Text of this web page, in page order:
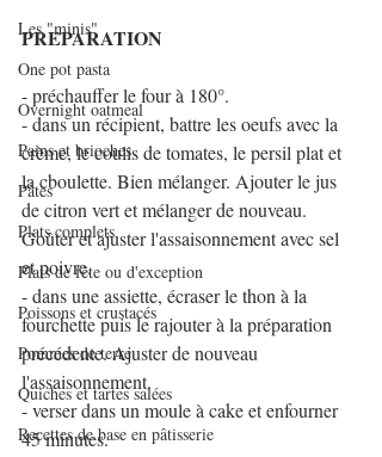
Les "minis"
One pot pasta
Overnight oatmeal
Pains et brioches
Pâtes
Plats complets
Plats de fête ou d'exception
Poissons et crustacés
Pommes de terre
Quiches et tartes salées
Recettes de base en pâtisserie
PREPARATION
- préchauffer le four à 180°.
- dans un récipient, battre les oeufs avec la
crème, le coulis de tomates, le persil plat et
la cboulette. Bien mélanger. Ajouter le jus
de citron vert et mélanger de nouveau.
Goûter et ajuster l'assaisonnement avec sel
et poivre.
- dans une assiette, écraser le thon à la
fourchette puis le rajouter à la préparation
précédente. Ajuster de nouveau
l'assaisonnement.
- verser dans un moule à cake et enfourner
45 minutes.